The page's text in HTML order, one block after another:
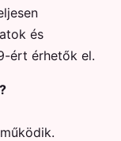
és
ért érhetők el.